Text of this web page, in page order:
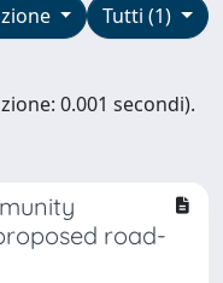
Tutti (1)
0.001 secondi).
road-